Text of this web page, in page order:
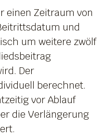
einen Zeitraum von
und
um weitere zwölf
Der
berechnet.
vor Ablauf
die Verlängerung